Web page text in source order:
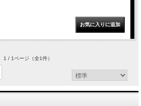
1 / 1ページ（全1件）